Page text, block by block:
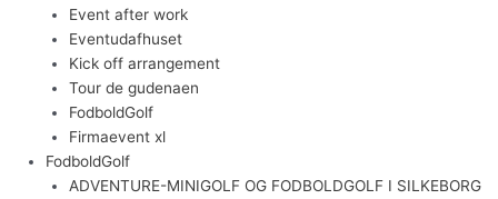
Event after work
Eventudafhuset
Kick off arrangement
Tour de gudenaen
FodboldGolf
Firmaevent xl
FodboldGolf
ADVENTURE-MINIGOLF OG FODBOLDGOLF I SILKEBORG